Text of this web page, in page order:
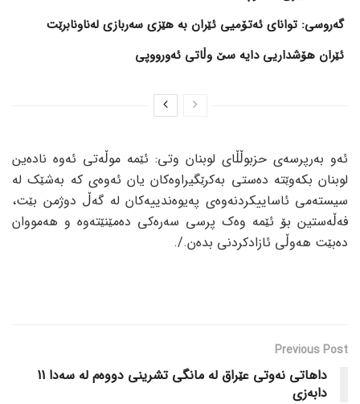
گەروسی: توانای ئەتۆمیی ئێران بە هێزی سەربازی لەناونابرێت
ئێران هۆشداریی دایە سێ وڵاتی ئەورووپی
ئەو بەرپرسەی حزبوڵڵای لوبنان وتی: ئێمە موڵەتی ئەوە نادەین
لوبنان بکەوێتە دەستی بەکرێگیراوەکان یان ئەوەی کە بەشێک لە
سیستەمی ئاساییکردنەوەی پەیوەندییەکان لە گەڵ دوژمن بێت،
فەڵەستین بۆ ئێمە وەک پرسی سەرەکی دەمێنێتەوە و هەمووان
دەبێت هەوڵی ئازادکردنی بدەن./.
Previous Post
داهاتی نەوتی عێراق لە مانگی تشرینی دووەم لە سەدا 11
دابەزی